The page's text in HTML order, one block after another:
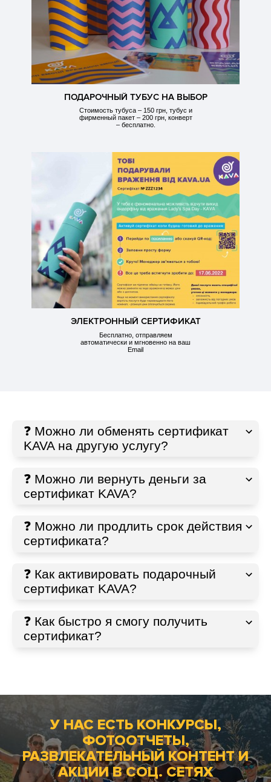
ПОДАРОЧНЫЙ ТУБУС НА ВЫБОР
Стоимость тубуса – 150 грн, тубус и
фирменный пакет – 200 грн, конверт
– бесплатно.
ЭЛЕКТРОННЫЙ СЕРТИФИКАТ
Бесплатно, отправляем
автоматически и мгновенно на ваш
Email
❓ Можно ли обменять сертификат
KAVA на другую услугу?
❓ Можно ли вернуть деньги за
сертификат KAVA?
❓ Можно ли продлить срок действия
сертификата?
❓ Как активировать подарочный
сертификат KAVA?
❓ Как быстро я смогу получить
сертификат?
У НАС ЕСТЬ КОНКУРСЫ,
ФОТООТЧЕТЫ,
РАЗВЛЕКАТЕЛЬНЫЙ КОНТЕНТ И
АКЦИИ В СОЦ. СЕТЯХ